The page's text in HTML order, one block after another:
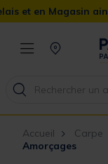
ainsi que la
Accueil Carpe
Amorçages